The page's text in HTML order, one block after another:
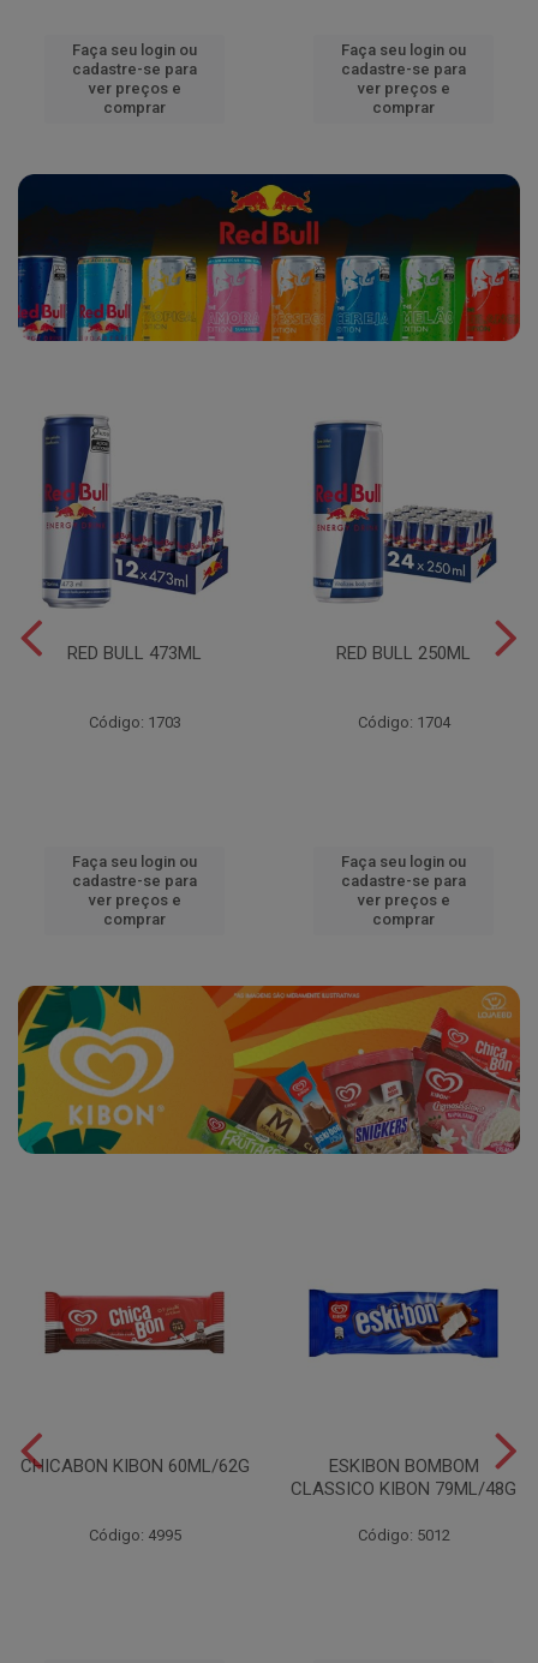
Faça seu login ou
cadastre-se para
ver preços e
comprar
Faça seu login ou
cadastre-se para
ver preços e
comprar
RED BULL 473ML
Código: 1703
Faça seu login ou
cadastre-se para
ver preços e
comprar
RED BULL 250ML
Código: 1704
Faça seu login ou
cadastre-se para
ver preços e
comprar
CHICABON KIBON 60ML/62G
Código: 4995
ESKIBON BOMBOM
CLASSICO KIBON 79ML/48G
Código: 5012